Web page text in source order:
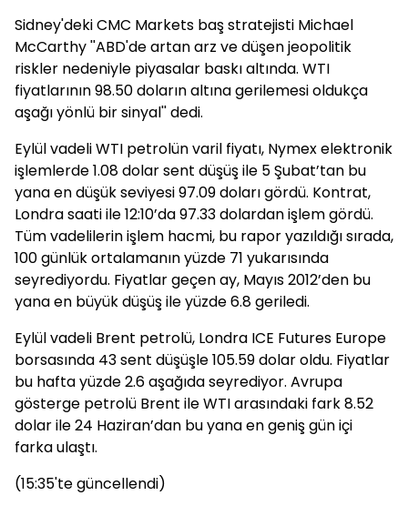
Sidney'deki CMC Markets baş stratejisti Michael
McCarthy ''ABD'de artan arz ve düşen jeopolitik
riskler nedeniyle piyasalar baskı altında. WTI
fiyatlarının 98.50 doların altına gerilemesi oldukça
aşağı yönlü bir sinyal'' dedi.
Eylül vadeli WTI petrolün varil fiyatı, Nymex elektronik
işlemlerde 1.08 dolar sent düşüş ile 5 Şubat’tan bu
yana en düşük seviyesi 97.09 doları gördü. Kontrat,
Londra saati ile 12:10’da 97.33 dolardan işlem gördü.
Tüm vadelilerin işlem hacmi, bu rapor yazıldığı sırada,
100 günlük ortalamanın yüzde 71 yukarısında
seyrediyordu. Fiyatlar geçen ay, Mayıs 2012’den bu
yana en büyük düşüş ile yüzde 6.8 geriledi.
Eylül vadeli Brent petrolü, Londra ICE Futures Europe
borsasında 43 sent düşüşle 105.59 dolar oldu. Fiyatlar
bu hafta yüzde 2.6 aşağıda seyrediyor. Avrupa
gösterge petrolü Brent ile WTI arasındaki fark 8.52
dolar ile 24 Haziran’dan bu yana en geniş gün içi
farka ulaştı.
(15:35'te güncellendi)